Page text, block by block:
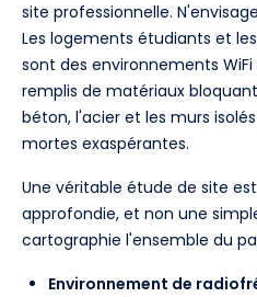
site professionnelle.
Les logements étudiants et
sont des environnements
remplis de matériaux
béton, l'acier et les murs
mortes exaspérantes.
Une véritable étude de site
approfondie, et non une
cartographie l'ensemble du
Environnement de